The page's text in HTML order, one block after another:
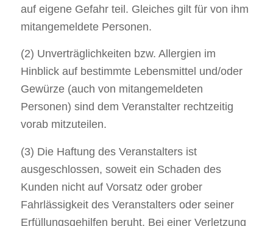
auf eigene Gefahr teil. Gleiches gilt für von ihm
mitangemeldete Personen.
(2) Unverträglichkeiten bzw. Allergien im
Hinblick auf bestimmte Lebensmittel und/oder
Gewürze (auch von mitangemeldeten
Personen) sind dem Veranstalter rechtzeitig
vorab mitzuteilen.
(3) Die Haftung des Veranstalters ist
ausgeschlossen, soweit ein Schaden des
Kunden nicht auf Vorsatz oder grober
Fahrlässigkeit des Veranstalters oder seiner
Erfüllungsgehilfen beruht. Bei einer Verletzung